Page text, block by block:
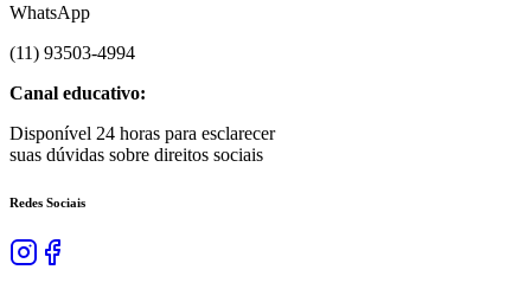
WhatsApp
(11) 93503-4994
Canal educativo:
Disponível 24 horas para esclarecer
suas dúvidas sobre direitos sociais
Redes Sociais